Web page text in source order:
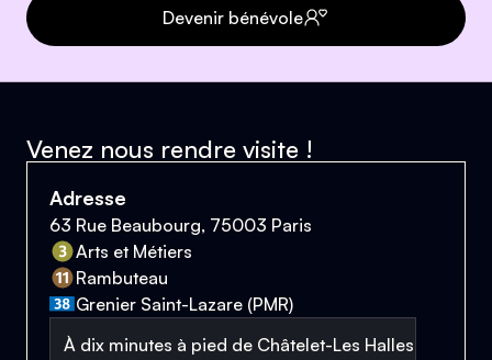
Devenir bénévole
Venez nous rendre visite !
Adresse
63 Rue Beaubourg, 75003 Paris
Arts et Métiers
Rambuteau
Grenier Saint-Lazare (PMR)
À dix minutes à pied de Châtelet-Les Halles